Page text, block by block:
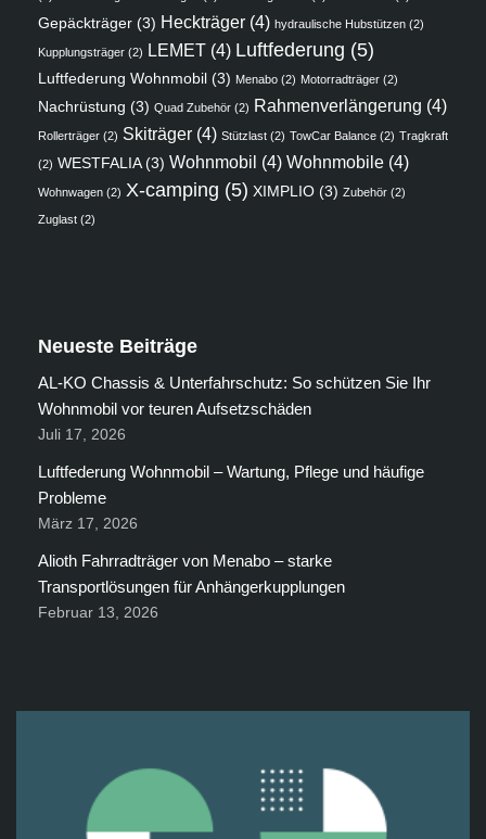
Gepäckträger (3) Heckträger (4) hydraulische Hubstützen (2)
Kupplungsträger (2) LEMET (4) Luftfederung (5)
Luftfederung Wohnmobil (3) Menabo (2) Motorradträger (2)
Nachrüstung (3) Quad Zubehör (2) Rahmenverlängerung (4)
Rollerträger (2) Skiträger (4) Stützlast (2) TowCar Balance (2) Tragkraft
(2) WESTFALIA(3) Wohnmobil (4) Wohnmobile (4)
Wohnwagen (2) X-camping (5) XIMPLIO (3) Zubehör (2)
Zuglast (2)
Neueste Beiträge
AL-KO Chassis & Unterfahrschutz: So schützen Sie Ihr
Wohnmobil vor teuren Aufsetzschäden
Juli 17, 2026
Luftfederung Wohnmobil – Wartung, Pflege und häufige
Probleme
März 17, 2026
Alioth Fahrradträger von Menabo – starke
Transportlösungen für Anhängerkupplungen
Februar 13, 2026